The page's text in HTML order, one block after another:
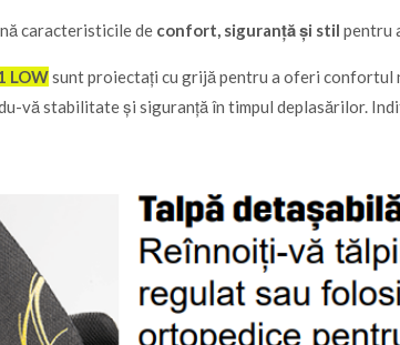
caracteristicile de confort, siguranță și stil pentru
LOWsunt proiectați cu grijă pentru a oferi confortul
vă stabilitate și siguranță în timpul deplasărilor.